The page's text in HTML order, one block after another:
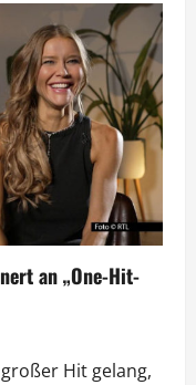
an „One-Hit-
Hit gelang,